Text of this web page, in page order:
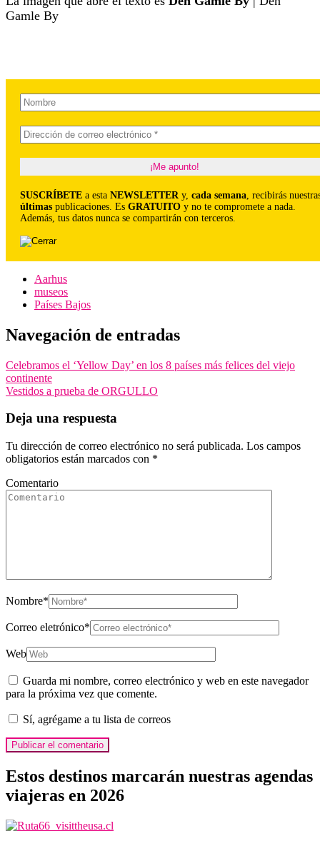
Gamle By
SUSCRÍBETE a esta NEWSLETTER y, cada semana , recibirás
últimas publicaciones. Es GRATUITO y no te compromete a nada.
Además, tus datos nunca se compartirán con terceros.
Aarhus
museos
Países Bajos
Navegación de entradas
Celebramos el ‘Yellow Day’ en los 8 países más felices del viejo
continente
Vestidos a prueba de ORGULLO
Deja una respuesta
Tu dirección de correo electrónico no será publicada. Los campos
obligatorios están marcados con *
Comentario
Nombre*
Correo eletrónico*
Web
Guarda mi nombre, correo electrónico y web en este navegador
para la próxima vez que comente.
Sí, agrégame a tu lista de correos
Estos destinos marcarán nuestras agendas
viajeras en 2026